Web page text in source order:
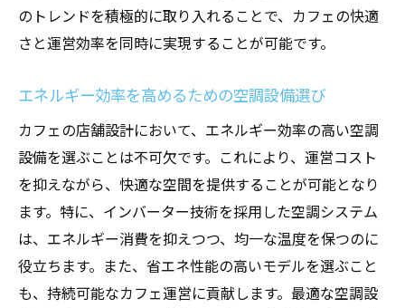
のトレンドを積極的に取り入れることで、カフェの快適
さと運営効率を同時に実現することが可能です。
エネルギー効率を高めるための空調設備選び
カフェの店舗設計において、エネルギー効率の高い空調
設備を選ぶことは不可欠です。これにより、運営コスト
を抑えながら、快適な空間を提供することが可能となり
ます。特に、インバーター技術を採用した空調システム
は、エネルギー消費を抑えつつ、均一な温度を保つのに
役立ちます。また、省エネ性能の高いモデルを選ぶこと
も、持続可能なカフェ運営に貢献します。最適な空調設